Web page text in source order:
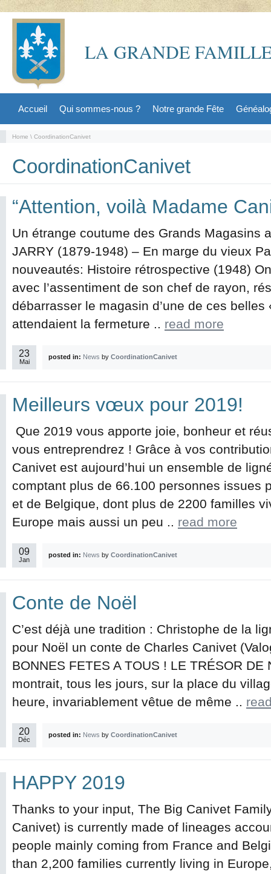
LA GRANDE
Accueil Qui sommes-nous ? Notre grande Fête
Home \ CoordinationCanivet
CoordinationCanivet
“Attention, voilà Madame
Un étrange coutume des Grands Magasins
JARRY (1879-1948) – En marge du vieux
nouveautés: Histoire rétrospective (1948)
avec l’assentiment de son chef de rayon,
débarrasser le magasin d’une de ces
attendaient la fermeture .. read more
23
Mai
posted in: News by CoordinationCanivet
Meilleurs vœux pour 2019!
Que 2019 vous apporte joie, bonheur et
vous entreprendrez ! Grâce à vos
Canivet est aujourd’hui un ensemble de
comptant plus de 66.100 personnes issues
et de Belgique, dont plus de 2200 familles
Europe mais aussi un peu .. read more
09
Jan
posted in: News by CoordinationCanivet
Conte de Noël
C’est déjà une tradition : Christophe de la
pour Noël un conte de Charles Canivet
BONNES FETES A TOUS ! LE TRÉSOR
montrait, tous les jours, sur la place du
heure, invariablement vêtue de même ..
20
Déc
posted in: News by CoordinationCanivet
HAPPY 2019
Thanks to your input, The Big Canivet
Canivet) is currently made of lineages
people mainly coming from France and
than 2,200 families currently living in